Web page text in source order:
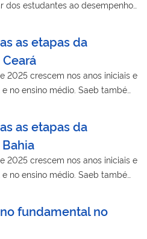
dos estudantes ao desempenho
as etapas da
2025 crescem nos anos iniciais e
no ensino médio. Saeb também
as etapas da
2025 crescem nos anos iniciais e
no ensino médio. Saeb também
fundamental no